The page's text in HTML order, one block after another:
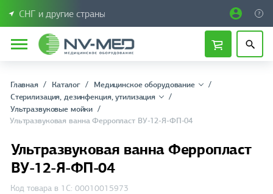
СНГ и другие страны
Главная Каталог
Медицинское оборудование
Стерилизация, дезинфекция, утилизация
Ультразвуковые мойки
Ультразвуковая ванна Ферропласт ВУ-12-Я-ФП-04
Ультразвуковая ванна Ферропласт
ВУ-12-Я-ФП-04
Код товара в 1С: 00010015973